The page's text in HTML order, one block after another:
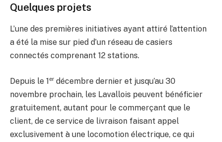
Quelques projets
L’une des premières initiatives ayant attiré l’attention
a été la mise sur pied d’un réseau de casiers
connectés comprenant 12 stations.
Depuis le 1er décembre dernier et jusqu’au 30
novembre prochain, les Lavallois peuvent bénéficier
gratuitement, autant pour le commerçant que le
client, de ce service de livraison faisant appel
exclusivement à une locomotion électrique, ce qui